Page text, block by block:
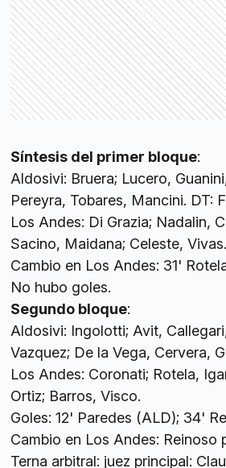
Síntesis del primer bloque:
Aldosivi: Bruera; Lucero,
Pereyra, Tobares, Mancini. DT:
Los Andes: Di Grazia; Nadalin,
Sacino, Maidana; Celeste,
Cambio en Los Andes: 31'
No hubo goles.
Segundo bloque:
Aldosivi: Ingolotti; Avit,
Vazquez; De la Vega, Cervera,
Los Andes: Coronati; Rotela,
Ortiz; Barros, Visco.
Goles: 12' Paredes (ALD); 34'
Cambio en Los Andes: Reinoso
Terna arbitral: juez principal: